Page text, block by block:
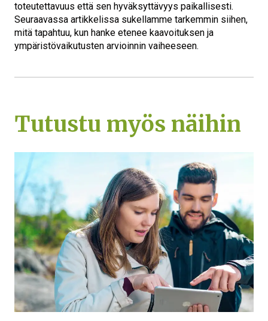
toteutettavuus että sen hyväksyttävyys paikallisesti.
Seuraavassa artikkelissa sukellamme tarkemmin siihen,
mitä tapahtuu, kun hanke etenee kaavoituksen ja
ympäristövaikutusten arvioinnin vaiheeseen.
Tutustu myös näihin